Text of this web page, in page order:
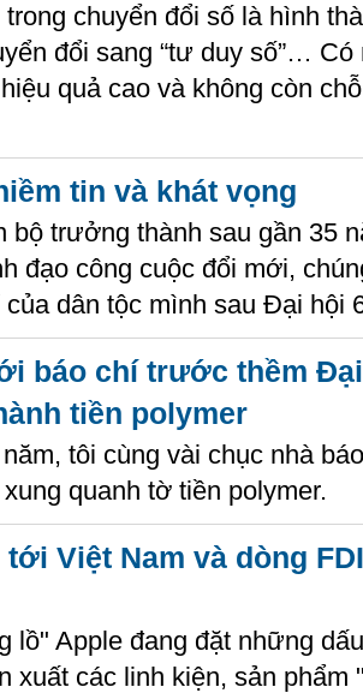
chuyển đổi số là hình
đổi sang “tư duy số”… Có
quả cao và không còn
tin và khát vọng
bộ trưởng thành sau gần 35
đạo công cuộc đổi mới,
của dân tộc mình sau Đại hội
báo chí trước thềm
tiền polymer
tôi cùng vài chục nhà
quanh tờ tiền polymer.
Việt Nam và dòng
lồ" Apple đang đặt những
xuất các linh kiện, sản phẩm